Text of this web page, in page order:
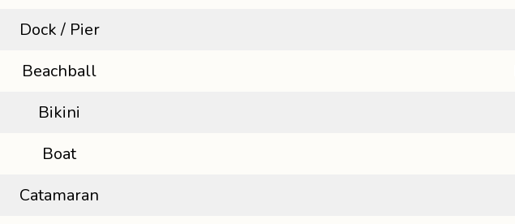
Dock / Pier
Beachball
Bikini
Boat
Catamaran